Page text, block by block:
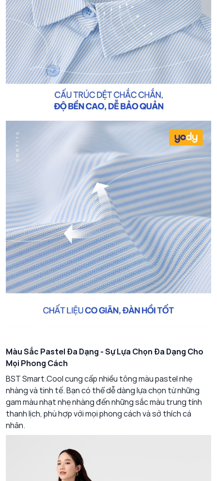
Màu Sắc Pastel Đa Dạng - Sự Lựa Chọn Đa Dạng Cho
Mọi Phong Cách
BST Smart.Cool cung cấp nhiều tông màu pastel nhẹ
nhàng và tinh tế. Bạn có thể dễ dàng lựa chọn từ những
gam màu nhạt nhẹ nhàng đến những sắc màu trung tính
thanh lịch, phù hợp với mọi phong cách và sở thích cá
nhân.